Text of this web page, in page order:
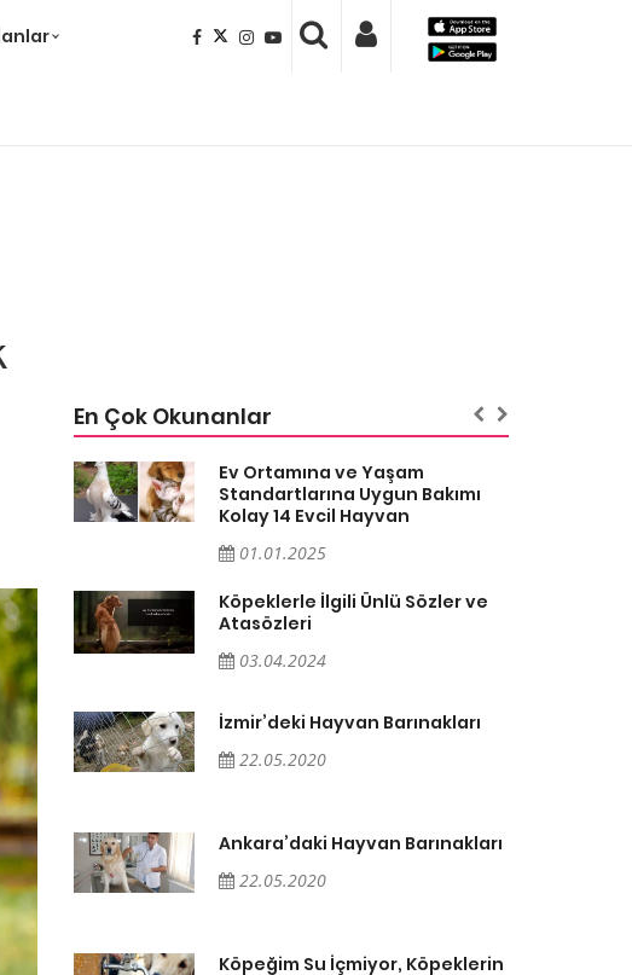
En Çok Okunanlar
ve
Ev Ortamına ve Yaşam
Standartlarına Uygun Bakımı
Kolay 14 Evcil Hayvan
01.01.2025
Köpeklerle İlgili Ünlü Sözler ve
Atasözleri
03.04.2024
İzmir’deki Hayvan Barınakları
22.05.2020
Ankara’daki Hayvan Barınakları
22.05.2020
Köpeğim Su İçmiyor, Köpeklerin